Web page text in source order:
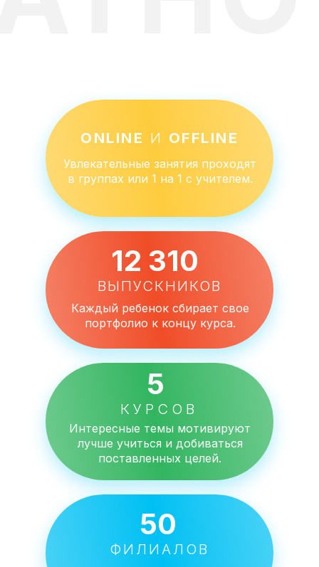
Увлекательные занятия проходят
в группах или 1 на 1 с учителем.
Каждый ребенок сбирает свое
портфолио к концу курса.
Интересные темы мотивируют
лучше учиться и добиваться
поставленных целей.
50
ФИЛИАЛОВ
5
КУРСОВ
12 310
ВЫПУСКНИКОВ
ONLINE И OFFLINE